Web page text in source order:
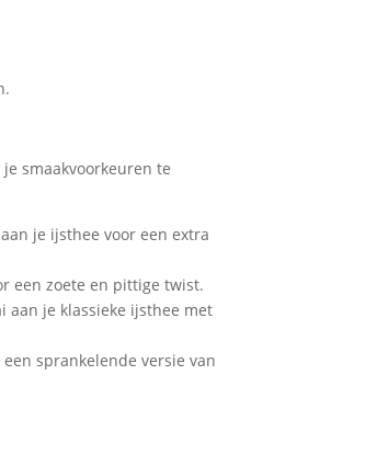
smaakvoorkeuren te
je ijsthee voor een extra
een zoete en pittige twist.
aan je klassieke ijsthee met
sprankelende versie van